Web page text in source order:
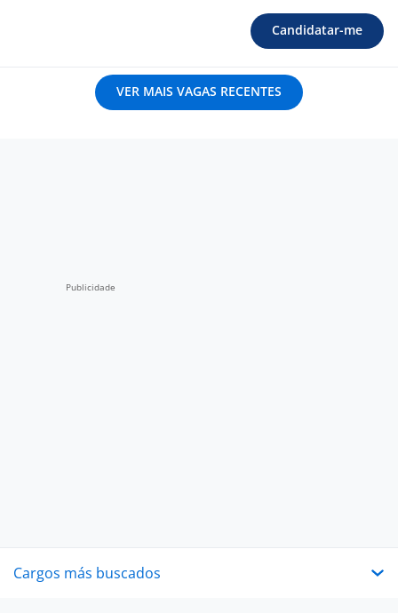
Candidatar-me
VER MAIS VAGAS RECENTES
Cargos más buscados